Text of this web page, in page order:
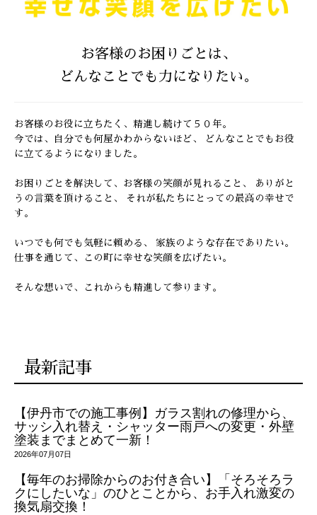
お客様のお困りごとは、
どんなことでも力になりたい。
お客様のお役に立ちたく、精進し続けて５０年。
今では、自分でも何屋かわからないほど、
どんなことでもお役
に立てるようになりました。
お困りごとを解決して、お客様の笑顔が見れること、
ありがと
うの言葉を頂けること、
それが私たちにとっての最高の幸せで
す。
いつでも何でも気軽に頼める、 家族のような存在でありたい。
仕事を通じて、この町に幸せな笑顔を広げたい。
そんな想いで、これからも精進して参ります。
最新記事
【伊丹市での施工事例】ガラス割れの修理から、
サッシ入れ替え・シャッター雨戸への変更・外壁
塗装までまとめて一新！
2026年07月07日
【毎年のお掃除からのお付き合い】「そろそろラ
クにしたいな」のひとことから、お手入れ激変の
換気扇交換！